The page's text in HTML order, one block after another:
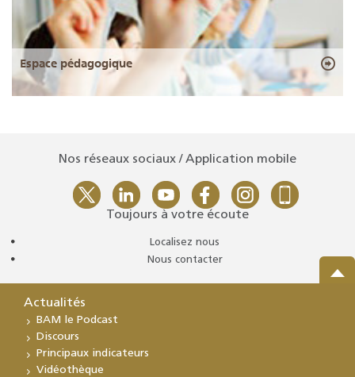
Espace pédagogique
Nos réseaux sociaux / Application mobile
Toujours à votre écoute
Localisez nous
Nous contacter
Actualités
BAM le Podcast
Discours
Principaux indicateurs
Vidéothèque